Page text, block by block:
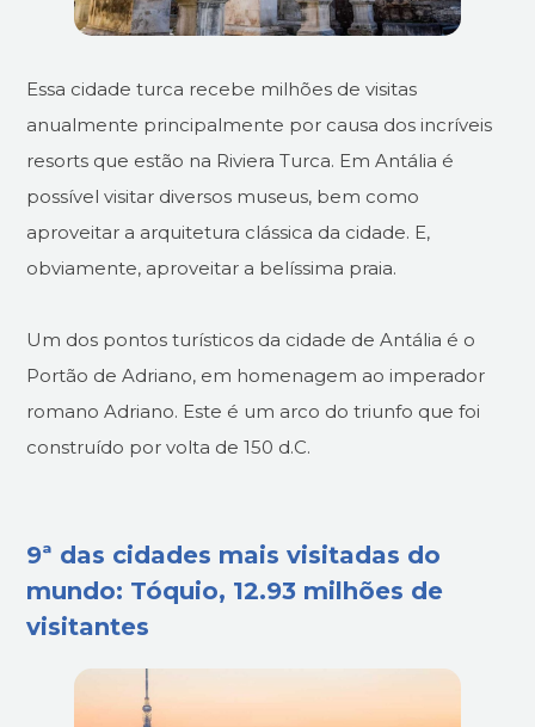
Essa cidade turca recebe milhões de visitas
anualmente principalmente por causa dos incríveis
resorts que estão na Riviera Turca. Em Antália é
possível visitar diversos museus, bem como
aproveitar a arquitetura clássica da cidade. E,
obviamente, aproveitar a belíssima praia.
Um dos pontos turísticos da cidade de Antália é o
Portão de Adriano, em homenagem ao imperador
romano Adriano. Este é um arco do triunfo que foi
construído por volta de 150 d.C.
9ª das cidades mais visitadas do
mundo: Tóquio, 12.93 milhões de
visitantes